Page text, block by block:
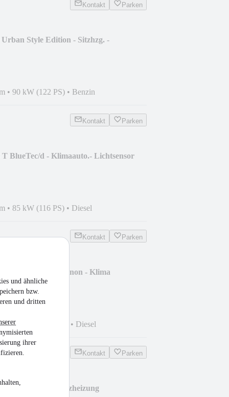
und ähnliche
bzw.
und dritten
ihrer
Kontakt Parken
Urban Style Edition - Sitzhzg. -
• 90 kW (122 PS) • Benzin
Kontakt Parken
T BlueTec/d - Klimaauto.- Lichtsensor
• 85 kW (116 PS) • Diesel
Kontakt Parken
Sitzheizung - Bi-Xenon - Klima
• • Diesel
Kontakt Parken
1.0 Elegance - Sitzheizung